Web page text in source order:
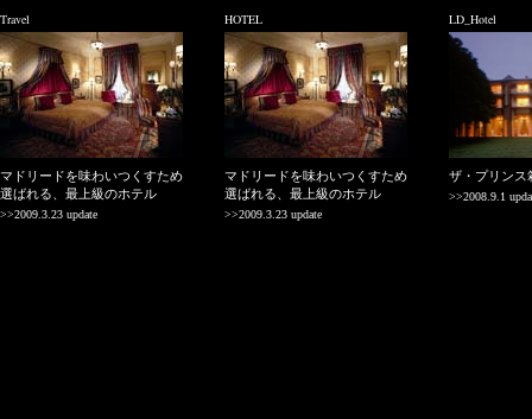
Travel
マドリードを味わいつくすため
選ばれる、最上級のホテル
>>2009.3.23 update
HOTEL
マドリードを味わいつくすため
選ばれる、最上級のホテル
>>2009.3.23 update
LD_Hotel
ザ・プリンス
>>2008.9.1